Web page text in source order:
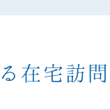
在宅訪